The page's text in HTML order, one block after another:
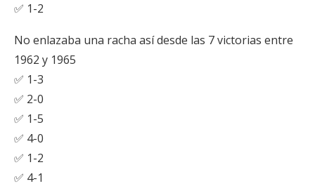
✅ 1-2
No enlazaba una racha así desde las 7 victorias entre
1962 y 1965
✅ 1-3
✅ 2-0
✅ 1-5
✅ 4-0
✅ 1-2
✅ 4-1